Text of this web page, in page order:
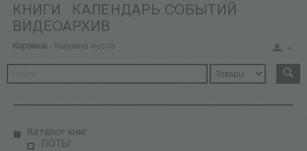
КНИГИ
КАЛЕНДАРЬ СОБЫТИЙ
ВИДЕОАРХИВ
Корзина: Корзина пуста
Каталог книг
ЛОТЫ